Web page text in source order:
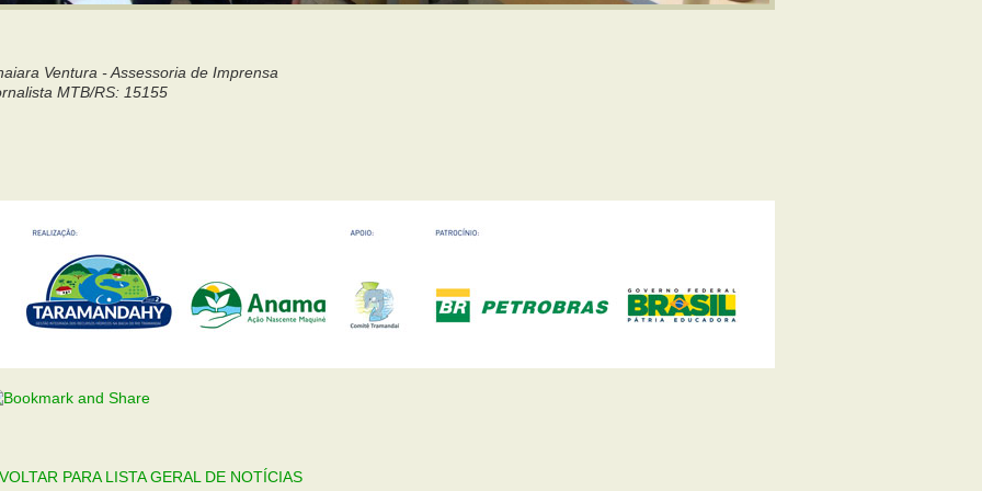
Ventura - Assessoria de Imprensa
MTB/RS: 15155
PARA LISTA GERAL DE NOTÍCIAS